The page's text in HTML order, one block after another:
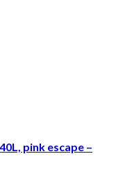
pink escape –